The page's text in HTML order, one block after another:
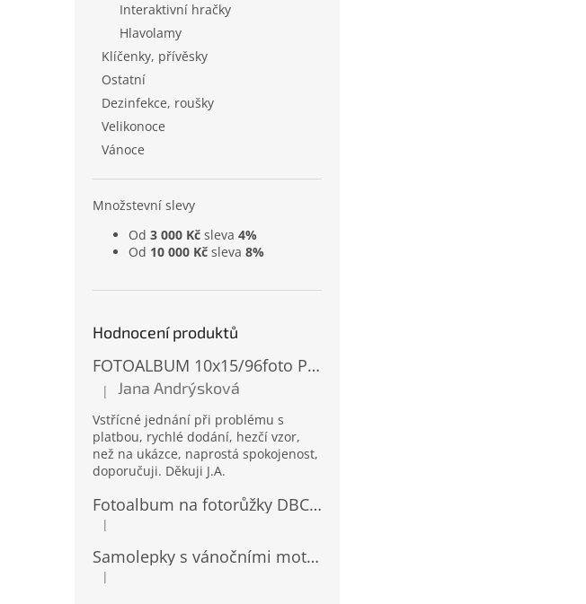
Interaktivní hračky
Hlavolamy
Klíčenky, přívěsky
Ostatní
Dezinfekce, roušky
Velikonoce
Vánoce
Množstevní slevy
Od 3 000 Kč sleva 4%
Od 10 000 Kč sleva 8%
Hodnocení produktů
FOTOALBUM 10x15/96foto PP-4696 MIX
Hodnocení produktu je 5 z 5 hvězdiček.
| Jana Andrýsková
Vstřícné jednání při problému s
platbou, rychlé dodání, hezčí vzor,
než na ukázce, naprostá spokojenost,
doporučuji. Děkuji J.A.
Fotoalbum na fotorůžky DBCL-30 Homage 2
Hodnocení produktu je 5 z 5 hvězdiček.
|
Samolepky s vánočními motivy 8 x 14,5 cm 10724
Hodnocení produktu je 4 z 5 hvězdiček.
|